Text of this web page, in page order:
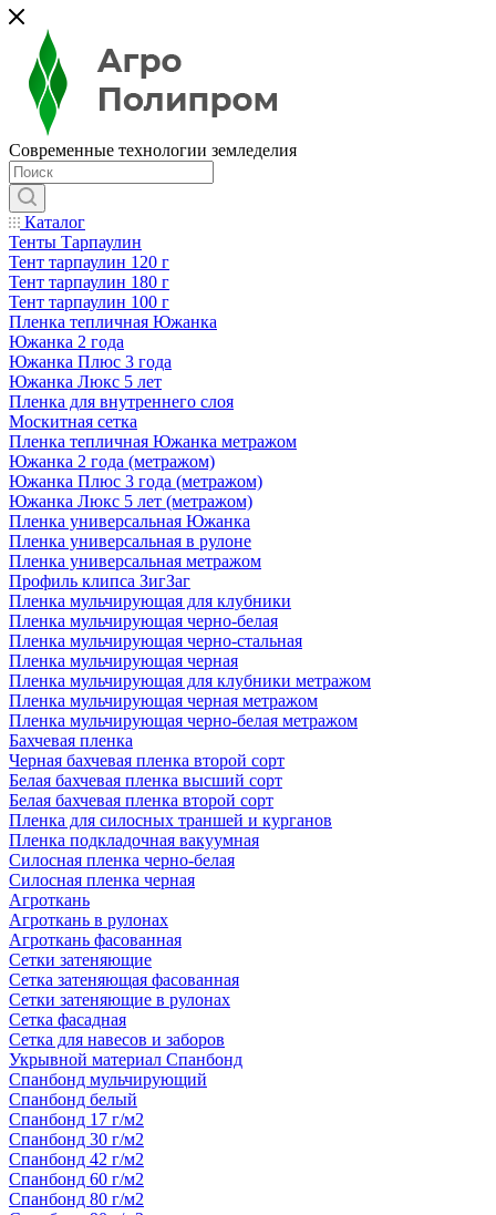
Современные технологии земледелия
Каталог
Тенты Тарпаулин
Тент тарпаулин 120 г
Тент тарпаулин 180 г
Тент тарпаулин 100 г
Пленка тепличная Южанка
Южанка 2 года
Южанка Плюс 3 года
Южанка Люкс 5 лет
Пленка для внутреннего слоя
Москитная сетка
Пленка тепличная Южанка метражом
Южанка 2 года (метражом)
Южанка Плюс 3 года (метражом)
Южанка Люкс 5 лет (метражом)
Пленка универсальная Южанка
Пленка универсальная в рулоне
Пленка универсальная метражом
Профиль клипса ЗигЗаг
Пленка мульчирующая для клубники
Пленка мульчирующая черно-белая
Пленка мульчирующая черно-стальная
Пленка мульчирующая черная
Пленка мульчирующая для клубники метражом
Пленка мульчирующая черная метражом
Пленка мульчирующая черно-белая метражом
Бахчевая пленка
Черная бахчевая пленка второй сорт
Белая бахчевая пленка высший сорт
Белая бахчевая пленка второй сорт
Пленка для силосных траншей и курганов
Пленка подкладочная вакуумная
Силосная пленка черно-белая
Силосная пленка черная
Агроткань
Агроткань в рулонах
Агроткань фасованная
Сетки затеняющие
Сетка затеняющая фасованная
Сетки затеняющие в рулонах
Сетка фасадная
Сетка для навесов и заборов
Укрывной материал Спанбонд
Спанбонд мульчирующий
Спанбонд белый
Спанбонд 17 г/м2
Спанбонд 30 г/м2
Спанбонд 42 г/м2
Спанбонд 60 г/м2
Спанбонд 80 г/м2